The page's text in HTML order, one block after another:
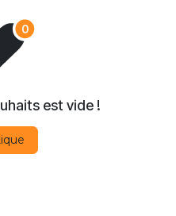
est vide !